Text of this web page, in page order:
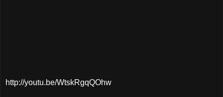
http://youtu.be/WtskRgqQOhw